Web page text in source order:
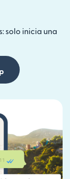
solo inicia una